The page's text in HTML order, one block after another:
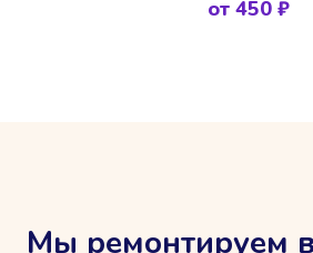
от 450 ₽
Мы ремонтируем